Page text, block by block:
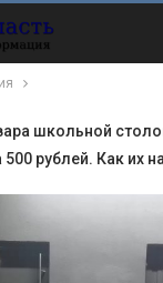
школьной
рублей. Как их